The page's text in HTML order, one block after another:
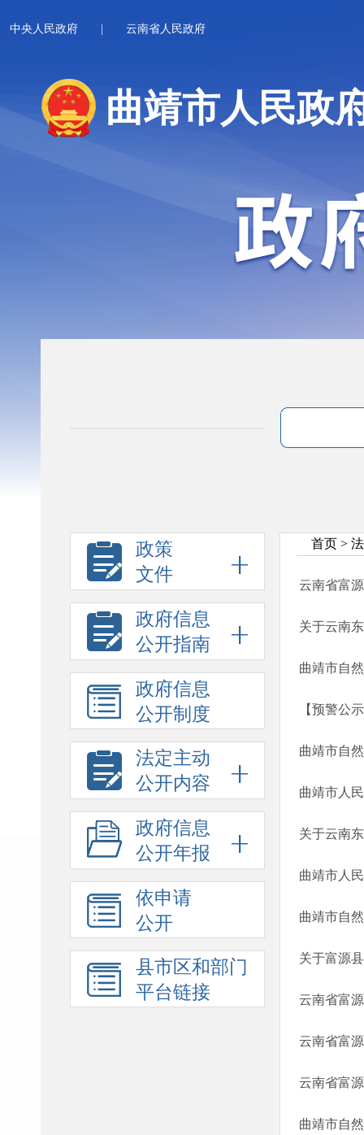
中央人民政府 云南省人民政府
曲靖市人民政
政策
文件
政府信息
公开指南
政府信息
公开制度
法定主动
公开内容
政府信息
公开年报
依申请
公开
县市区和部门
平台链接
首页 >
云南省富
曲靖市自
【预警公
曲靖市人
曲靖市人
曲靖市自
关于富源
云南省富
云南省富
云南省富